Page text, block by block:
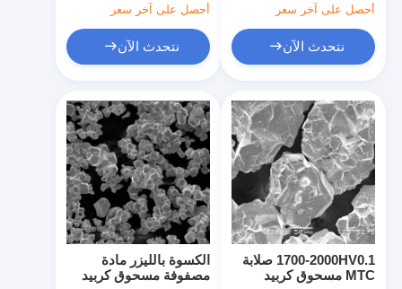
أحصل على آخر سعر
نتحدث الآن
أحصل على آخر سعر
نتحدث الآن
الكسوة بالليزر مادة
مصفوفة مسحوق كربيد
1700-2000HV0.1 صلابة
MTC مسحوق كربيد